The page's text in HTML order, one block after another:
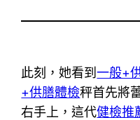
此刻，她看到一般+
+供膳體檢秤首先將
右手上，這代健檢推